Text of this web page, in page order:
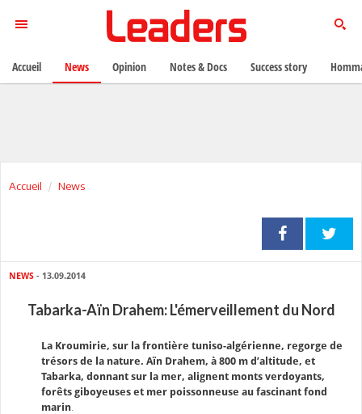
Accueil News
NEWS - 13.09.2014
Tabarka-Aïn Drahem: L'émerveillement du Nord
La Kroumirie, sur la frontière tuniso-algérienne, regorge de
trésors de la nature. Aïn Drahem, à 800 m d’altitude, et
Tabarka, donnant sur la mer, alignent monts verdoyants,
forêts giboyeuses et mer poissonneuse au fascinant fond
marin
Accueil News Opinion Notes & Docs Success story